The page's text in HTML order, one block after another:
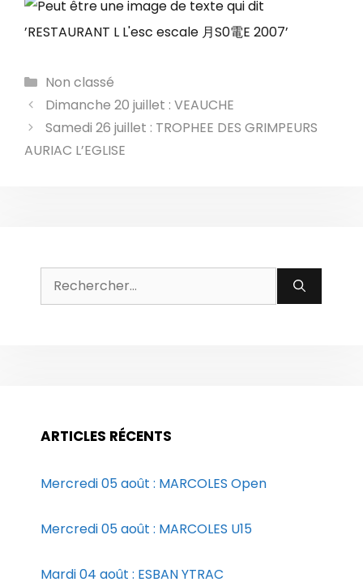
Catégories
Non classé
Dimanche 20 juillet : VEAUCHE
Samedi 26 juillet : TROPHEE DES GRIMPEURS
AURIAC L’EGLISE
Rechercher :
ARTICLES RÉCENTS
Mercredi 05 août : MARCOLES Open
Mercredi 05 août : MARCOLES U15
Mardi 04 août : ESBAN YTRAC